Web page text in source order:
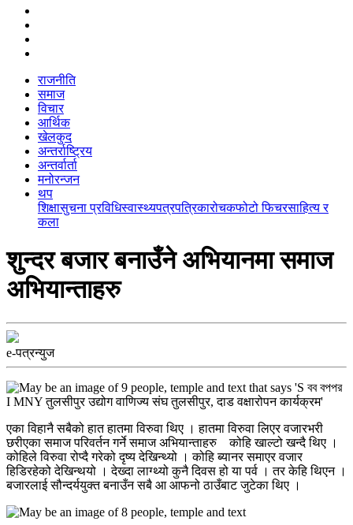
राजनीति
समाज
विचार
आर्थिक
खेलकुद
अन्तर्राष्ट्रिय
अन्तर्वार्ता
मनोरन्जन
थप
शिक्षासुचना प्रविधिस्वास्थ्यपत्रपत्रिकारोचकफोटो फिचरसाहित्य र
कला
शुन्दर बजार बनाउँने अभियानमा समाज
अभियान्ताहरु
e-पत्रन्युज
एका विहानै सबैको हात हातमा विरुवा थिए । हातमा विरुवा लिएर वजारभरी
छरीएका समाज परिवर्तन गर्ने समाज अभियान्ताहरु कोहि खाल्टो खन्दै थिए ।
कोहिले विरुवा रोप्दै गरेको दृष्य देखिन्थ्यो । कोहि ब्यानर समाएर वजार
हिडिरहेको देखिन्थयो । देख्दा लाग्थ्यो कुनै दिवस हो या पर्व । तर केहि थिएन ।
बजारलाई सौन्दर्ययुक्त बनाउँन सबै आ आफनो ठाउँबाट जुटेका थिए ।